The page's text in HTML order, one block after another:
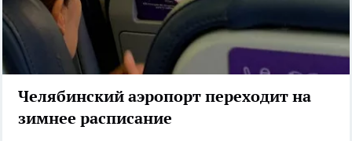
Челябинский аэропорт переходит на
зимнее расписание